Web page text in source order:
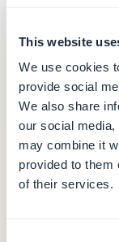
This website
We use cookies
provide social
We also share
our social
may combine it
provided to them
of their services.